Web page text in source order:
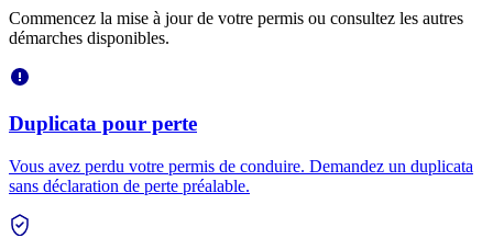
Commencez la mise à jour de votre permis ou consultez les autres
démarches disponibles.
Duplicata pour perte
Vous avez perdu votre permis de conduire. Demandez un duplicata
sans déclaration de perte préalable.